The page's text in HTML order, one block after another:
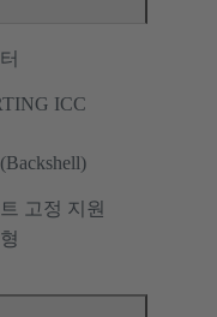
ICC
고정 지원